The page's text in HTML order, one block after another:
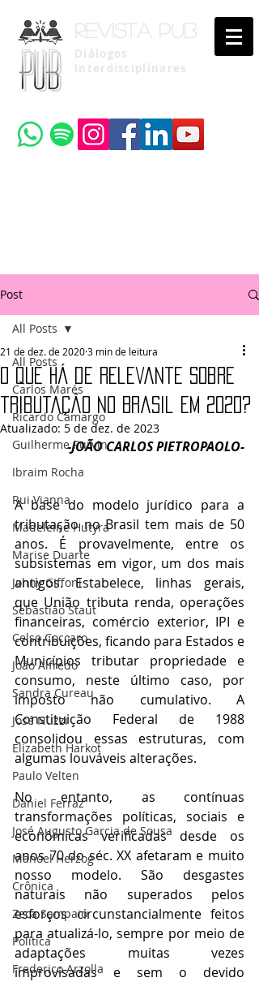
Revista pub
Diálogos
Interdisciplinares
Post
All Posts
Carlos Marés
Ricardo Camargo
Guilherme Purvin
Ibraim Rocha
Rui Vianna
Madeleine Hutyra
Marise Duarte
Johny GIffoni
Sebastião Staut
Celso Coccaro
João Alfredo
Sandra Cureau
José Nuzzi
Elizabeth Harkot
Paulo Velten
Daniel Ferraz
José Augusto Garcia de Sousa
Manoel Herzog
Crônica
Zeca Sampaio
Política
Frederico Arzolla
All Posts
O que há de relevante sobre
tributação no Brasil em 2020?
21 de dez. de 20203 min de leitura
Atualizado: 5 de dez. de 2023
-JOÃO CARLOS PIETROPAOLO-
A base do modelo jurídico para a
tributação no Brasil tem mais de 50
anos. É provavelmente, entre os
subsistemas em vigor, um dos mais
antigos. Estabelece, linhas gerais,
que União tributa renda, operações
financeiras, comércio exterior, IPI e
contribuições, ficando para Estados e
Municípios tributar propriedade e
consumo, neste último caso, por
imposto não cumulativo. A
Constituição Federal de 1988
consolidou essas estruturas, com
algumas louváveis alterações.
No entanto, as contínuas
transformações políticas, sociais e
econômicas verificadas desde os
anos 70 do séc. XX afetaram e muito
nosso modelo. São desgastes
naturais não superados pelos
esforços circunstancialmente feitos
para atualizá-lo, sempre por meio de
adaptações muitas vezes
improvisadas e sem o devido